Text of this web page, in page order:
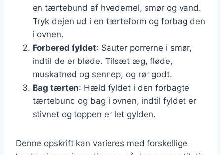
en tærtebund af hvedemel, smør og vand.
Tryk dejen ud i en tærteform og forbag den
i ovnen.
Forbered fyldet: Sauter porrerne i smør,
indtil de er bløde. Tilsæt æg, fløde,
muskatnød og sennep, og rør godt.
Bag tærten: Hæld fyldet i den forbagte
tærtebund og bag i ovnen, indtil fyldet er
stivnet og toppen er let gylden.
Denne opskrift kan varieres med forskellige